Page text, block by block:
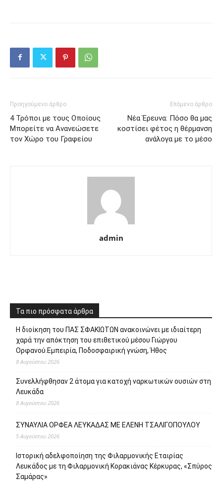
Προηγούμενο άρθρο
4 Τρόποι με τους Οποίους
Μπορείτε να Ανανεώσετε
τον Χώρο του Γραφείου
Επόμενο άρθρο
Νέα Έρευνα: Πόσο θα μας
κοστίσει φέτος η θέρμανση
ανάλογα με το μέσο
admin
Τα πιο πρόσφατα άρθρα
Η διοίκηση του ΠΑΣ ΣΦΑΚΙΩΤΩΝ ανακοινώνει με ιδιαίτερη
χαρά την απόκτηση του επιθετικού μέσου Γιώργου
Ορφανού.Εμπειρία, Ποδοσφαιρική γνώση, Ήθος
8 Αυγούστου 2026
Συνελλήφθησαν 2 άτομα για κατοχή ναρκωτικών ουσιών στη
Λευκάδα
8 Αυγούστου 2026
ΣΥΝΑΥΛΙΑ ΟΡΦΕΑ ΛΕΥΚΑΔΑΣ ΜΕ ΕΛΕΝΗ ΤΣΑΛΙΓΟΠΟΥΛΟΥ
5 Αυγούστου 2026
Ιστορική αδελφοποίηση της Φιλαρμονικής Εταιρίας
Λευκάδος με τη Φιλαρμονική Κορακιάνας Κέρκυρας, «Σπύρος
Σαμάρας»